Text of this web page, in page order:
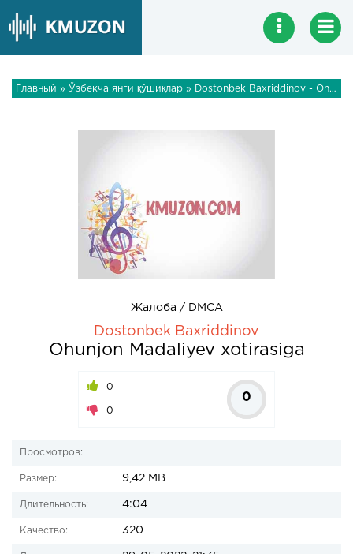
Главный » Ўзбекча янги қўшиқлар » Dostonbek Baxriddinov - Ohunjon Madaliyev xotirasiga
Жалоба / DMCA
Dostonbek Baxriddinov
Ohunjon Madaliyev xotirasiga
0
0
0
Просмотров:
Размер: 9,42 MB
Длительность: 4:04
Качество: 320